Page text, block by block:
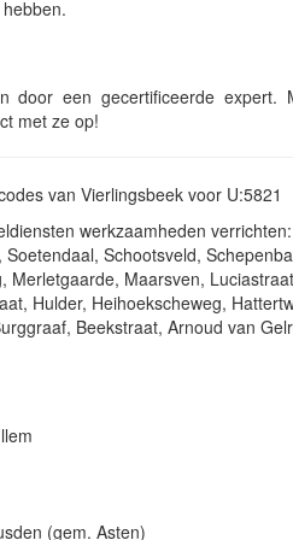
door een gecertificeerde expert.
met ze op!
van Vierlingsbeek voor U:5821
werkzaamheden
Schootsveld,
Maarsven,
Hulder, Heihoekscheweg,
Beekstraat, Arnoud van
(gem. Asten)